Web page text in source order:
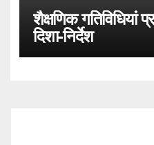
शैक्षणिक गतिविधियां
दिशा-निर्देश